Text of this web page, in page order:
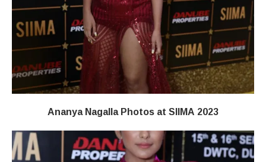
Ananya Nagalla Photos at SIIMA 2023